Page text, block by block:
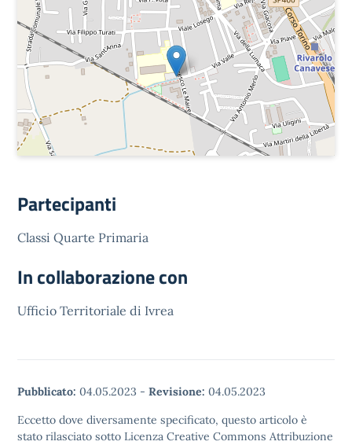
Partecipanti
Classi Quarte Primaria
In collaborazione con
Ufficio Territoriale di Ivrea
Pubblicato: 04.05.2023 - Revisione: 04.05.2023
Eccetto dove diversamente specificato, questo articolo è
stato rilasciato sotto Licenza Creative Commons Attribuzione